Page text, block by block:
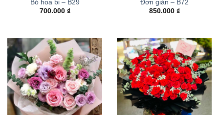
Bó hoa bi – B29
700.000 ₫
Đơn giản – B72
850.000 ₫